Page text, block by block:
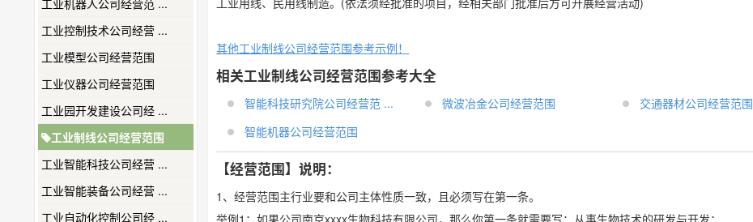
工业机器人公司经营范 ...
工业控制技术公司经营 ...
工业模型公司经营范围
工业仪器公司经营范围
工业园开发建设公司经 ...
工业制线公司经营范围
工业智能科技公司经营 ...
工业智能装备公司经营 ...
工业自动化控制公司经 ...
其他工业制线公司经营范围参考示例！
相关工业制线公司经营范围参考大全
智能科技研究院公司经营范 ... 微波冶金公司经营范围
交通器材公司经营范围
智能机器公司经营范围
【经营范围】说明：
1、经营范围主行业要和公司主体性质一致，且必须写在第一条。
举例1：如果公司南京xxxx生物科技有限公司，那么你第一条就需要写：从事生物技术的研发与开发；